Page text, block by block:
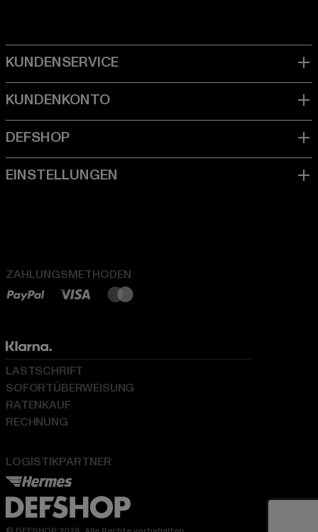
ZAHLUNGSMETHODEN
LOGISTIKPARTNER
LASTSCHRIFT
SOFORTÜBERWEISUNG
RATENKAUF
RECHNUNG